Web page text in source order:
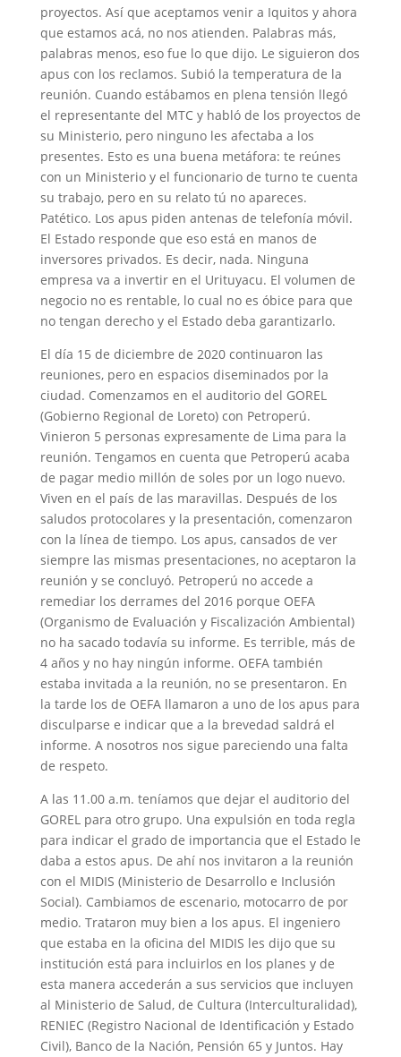
proyectos. Así que aceptamos venir a Iquitos y ahora
que estamos acá, no nos atienden. Palabras más,
palabras menos, eso fue lo que dijo. Le siguieron dos
apus con los reclamos. Subió la temperatura de la
reunión. Cuando estábamos en plena tensión llegó
el representante del MTC y habló de los proyectos de
su Ministerio, pero ninguno les afectaba a los
presentes. Esto es una buena metáfora: te reúnes
con un Ministerio y el funcionario de turno te cuenta
su trabajo, pero en su relato tú no apareces.
Patético. Los apus piden antenas de telefonía móvil.
El Estado responde que eso está en manos de
inversores privados. Es decir, nada. Ninguna
empresa va a invertir en el Urituyacu. El volumen de
negocio no es rentable, lo cual no es óbice para que
no tengan derecho y el Estado deba garantizarlo.
El día 15 de diciembre de 2020 continuaron las
reuniones, pero en espacios diseminados por la
ciudad. Comenzamos en el auditorio del GOREL
(Gobierno Regional de Loreto) con Petroperú.
Vinieron 5 personas expresamente de Lima para la
reunión. Tengamos en cuenta que Petroperú acaba
de pagar medio millón de soles por un logo nuevo.
Viven en el país de las maravillas. Después de los
saludos protocolares y la presentación, comenzaron
con la línea de tiempo. Los apus, cansados de ver
siempre las mismas presentaciones, no aceptaron la
reunión y se concluyó. Petroperú no accede a
remediar los derrames del 2016 porque OEFA
(Organismo de Evaluación y Fiscalización Ambiental)
no ha sacado todavía su informe. Es terrible, más de
4 años y no hay ningún informe. OEFA también
estaba invitada a la reunión, no se presentaron. En
la tarde los de OEFA llamaron a uno de los apus para
disculparse e indicar que a la brevedad saldrá el
informe. A nosotros nos sigue pareciendo una falta
de respeto.
A las 11.00 a.m. teníamos que dejar el auditorio del
GOREL para otro grupo. Una expulsión en toda regla
para indicar el grado de importancia que el Estado le
daba a estos apus. De ahí nos invitaron a la reunión
con el MIDIS (Ministerio de Desarrollo e Inclusión
Social). Cambiamos de escenario, motocarro de por
medio. Trataron muy bien a los apus. El ingeniero
que estaba en la oficina del MIDIS les dijo que su
institución está para incluirlos en los planes y de
esta manera accederán a sus servicios que incluyen
al Ministerio de Salud, de Cultura (Interculturalidad),
RENIEC (Registro Nacional de Identificación y Estado
Civil), Banco de la Nación, Pensión 65 y Juntos. Hay